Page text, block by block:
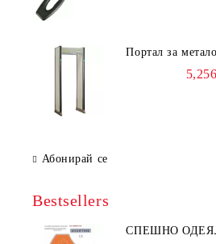
Портал за
Абонирай се
Bestsellers
СПЕШНО